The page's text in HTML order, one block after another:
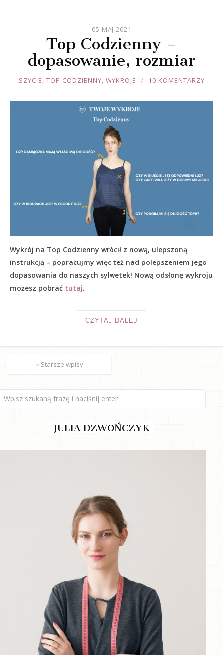
05 MAJ 2021
Top Codzienny –
dopasowanie, rozmiar
JOULE
SZYCIE, TOP CODZIENNY, WYKROJE 10 KOMENTARZY
Wykrój na Top Codzienny wrócił z nową, ulepszoną
instrukcją – popracujmy więc też nad polepszeniem jego
dopasowania do naszych sylwetek! Nową odsłonę wykroju
możesz pobrać tutaj.
CZYTAJ DALEJ
« Starsze wpisy
JULIA DZWOŃCZYK